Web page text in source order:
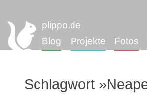
plippo.de
Blog
Projekte Fotos
Schlagwort